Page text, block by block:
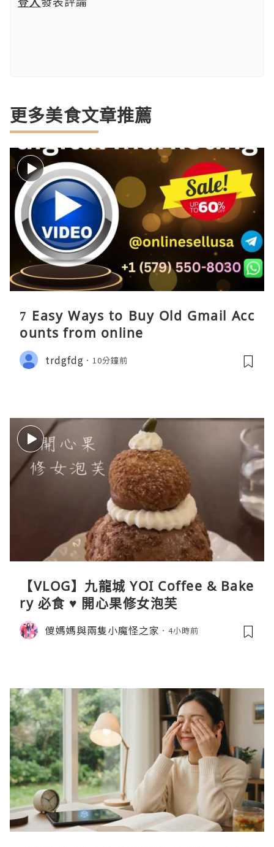
更多美食文章推薦
7 Easy Ways to Buy Old Gmail Acc
ounts from online
trdgfdg 10分鐘前
【VLOG】九龍城 YOI Coffee & Bake
ry 必食 ♥ 開心果修女泡芙
儍媽媽與兩隻小魔怪之家 4小時前